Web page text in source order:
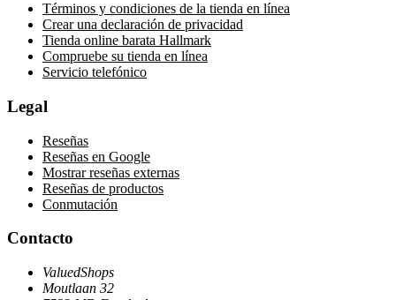
Términos y condiciones de la tienda en línea
Crear una declaración de privacidad
Tienda online barata Hallmark
Compruebe su tienda en línea
Servicio telefónico
Legal
Reseñas
Reseñas en Google
Mostrar reseñas externas
Reseñas de productos
Conmutación
Contacto
ValuedShops
Moutlaan 32